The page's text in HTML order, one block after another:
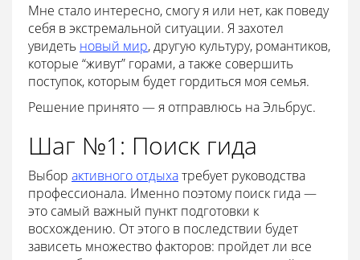
Мне стало интересно, смогу я или нет, как поведу
себя в экстремальной ситуации. Я захотел
увидеть новый мир, другую культуру, романтиков,
которые “живут” горами, а также совершить
поступок, которым будет гордиться моя семья.
Решение принято — я отправлюсь на Эльбрус.
Шаг №1: Поиск гида
Выбор активного отдыхатребует руководства
профессионала. Именно поэтому поиск гида —
это самый важный пункт подготовки к
восхождению. От этого в последствии будет
зависеть множество факторов: пройдет ли все